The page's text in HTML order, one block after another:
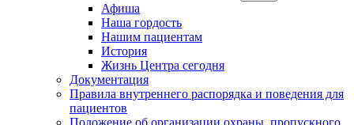
Афиша
Наша гордость
Нашим пациентам
История
Жизнь Центра сегодня
Документация
Правила внутреннего распорядка и поведения для
пациентов
Положение об организации охраны, пропускного